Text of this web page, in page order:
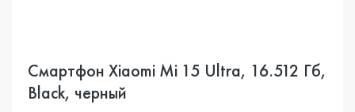
Смартфон Xiaomi Mi 15 Ultra, 16.512 Гб,
Black, черный